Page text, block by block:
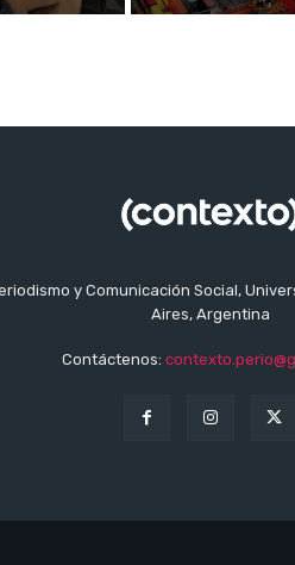
y Comunicación Social,
Aires, Argentina
Contáctenos: